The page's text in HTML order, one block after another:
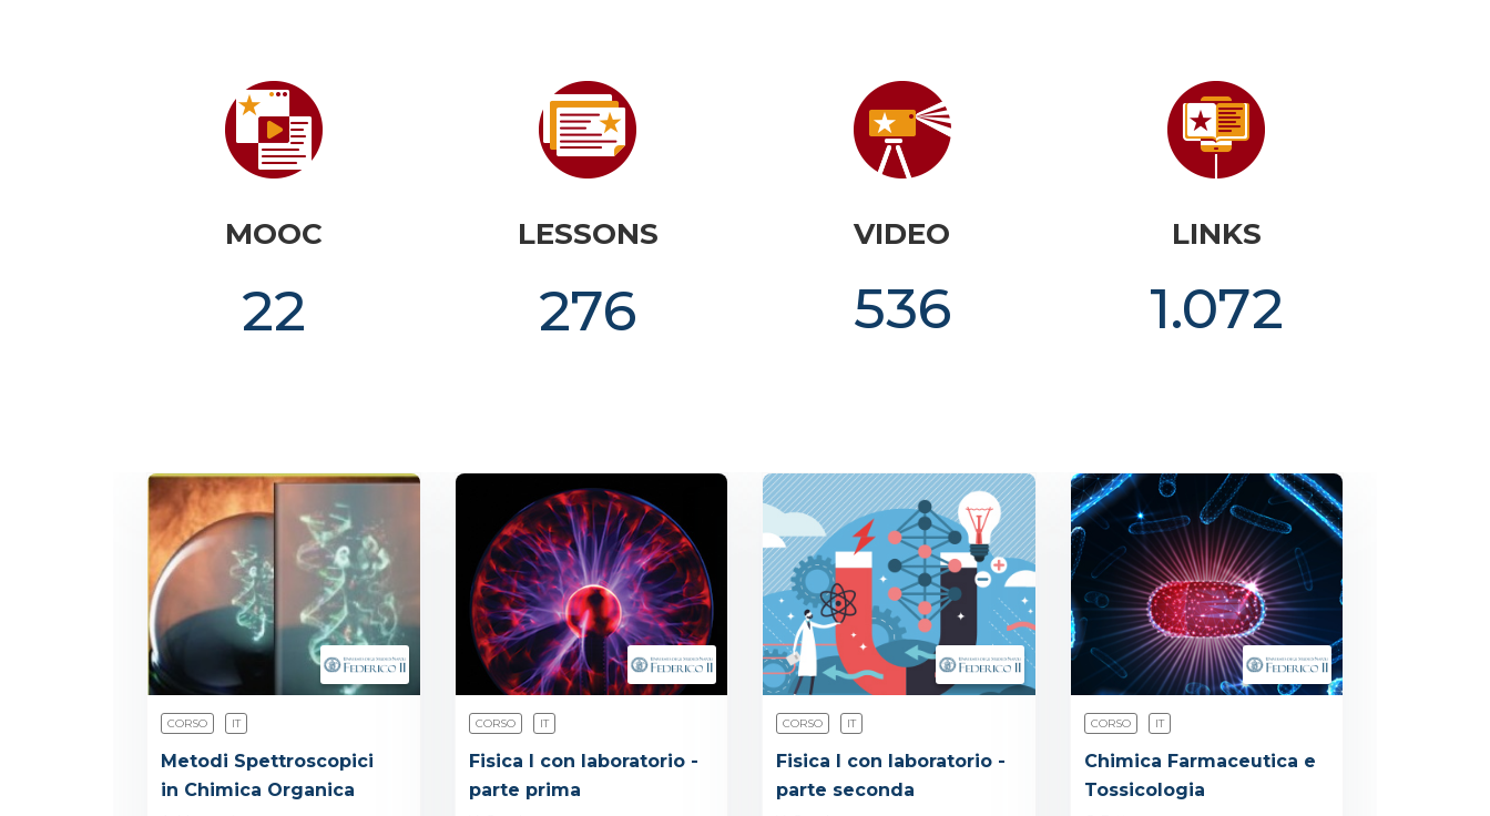
MOOC
22
LESSONS
276
VIDEO
536
LINKS
1.072
CORSO IT
Metodi Spettroscopici
in Chimica Organica
CORSO IT
Fisica I con laboratorio -
parte prima
CORSO IT
Fisica I con laboratorio -
parte seconda
CORSO IT
Chimica Farmaceutica e
Tossicologia